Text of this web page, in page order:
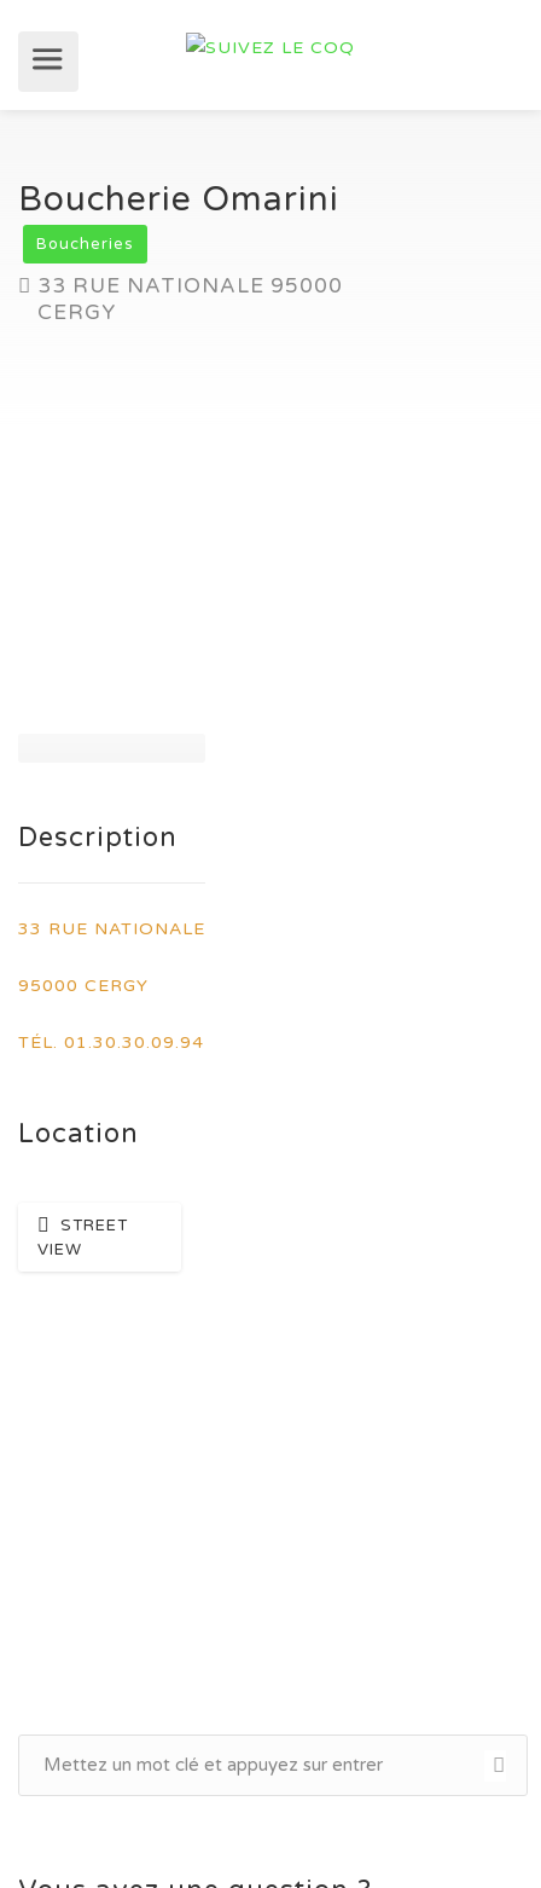
Boucherie Omarini
Boucheries
33 RUE NATIONALE 95000
CERGY
Description
33 RUE NATIONALE
95000 CERGY
TÉL. 01.30.30.09.94
Location
STREET
VIEW